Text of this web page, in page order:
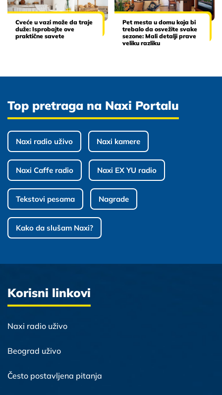
Cveće u vazi može da traje
duže: Isprobajte ove
praktične savete
Pet mesta u domu koja bi
trebalo da osvežite svake
sezone: Mali detalji prave
veliku razliku
Top pretraga na Naxi Portalu
Naxi radio uživo Naxi kamere
Naxi Caffe radio Naxi EX YU radio
Tekstovi pesama Nagrade
Kako da slušam Naxi?
Korisni linkovi
Naxi radio uživo
Beograd uživo
Često postavljena pitanja